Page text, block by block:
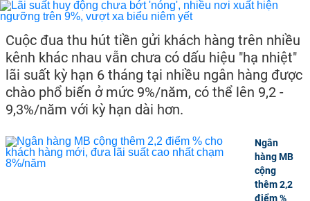
Cuộc đua thu hút tiền gửi khách hàng trên nhiều
kênh khác nhau vẫn chưa có dấu hiệu "hạ nhiệt"
lãi suất kỳ hạn 6 tháng tại nhiều ngân hàng được
chào phổ biến ở mức 9%/năm, có thể lên 9,2 -
9,3%/năm với kỳ hạn dài hơn.
Ngân
hàng MB
cộng
thêm 2,2
điểm %